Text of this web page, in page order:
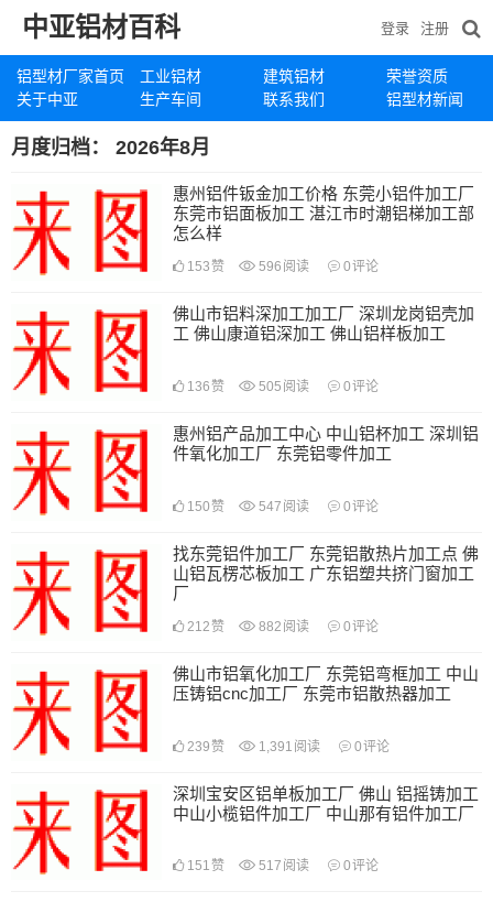
中亚铝材百科
铝型材厂家首页 工业铝材 建筑铝材
荣誉资质
关于中亚
生产车间 联系我们 铝型材新闻
登录 注册
月度归档： 2026年8月
惠州铝件钣金加工价格 东莞小铝件加工厂
东莞市铝面板加工 湛江市时潮铝梯加工部
怎么样
153 赞 596 阅读 0评论
佛山市铝料深加工加工厂 深圳龙岗铝壳加
工 佛山康道铝深加工 佛山铝样板加工
136 赞 505 阅读 0评论
惠州铝产品加工中心 中山铝杯加工 深圳铝
件氧化加工厂 东莞铝零件加工
150 赞 547 阅读 0评论
找东莞铝件加工厂 东莞铝散热片加工点 佛
山铝瓦楞芯板加工 广东铝塑共挤门窗加工
厂
212 赞 882 阅读 0评论
佛山市铝氧化加工厂 东莞铝弯框加工 中山
压铸铝cnc加工厂 东莞市铝散热器加工
239 赞 1,391 阅读 0评论
深圳宝安区铝单板加工厂 佛山 铝摇铸加工
中山小榄铝件加工厂 中山那有铝件加工厂
151 赞 517 阅读 0评论